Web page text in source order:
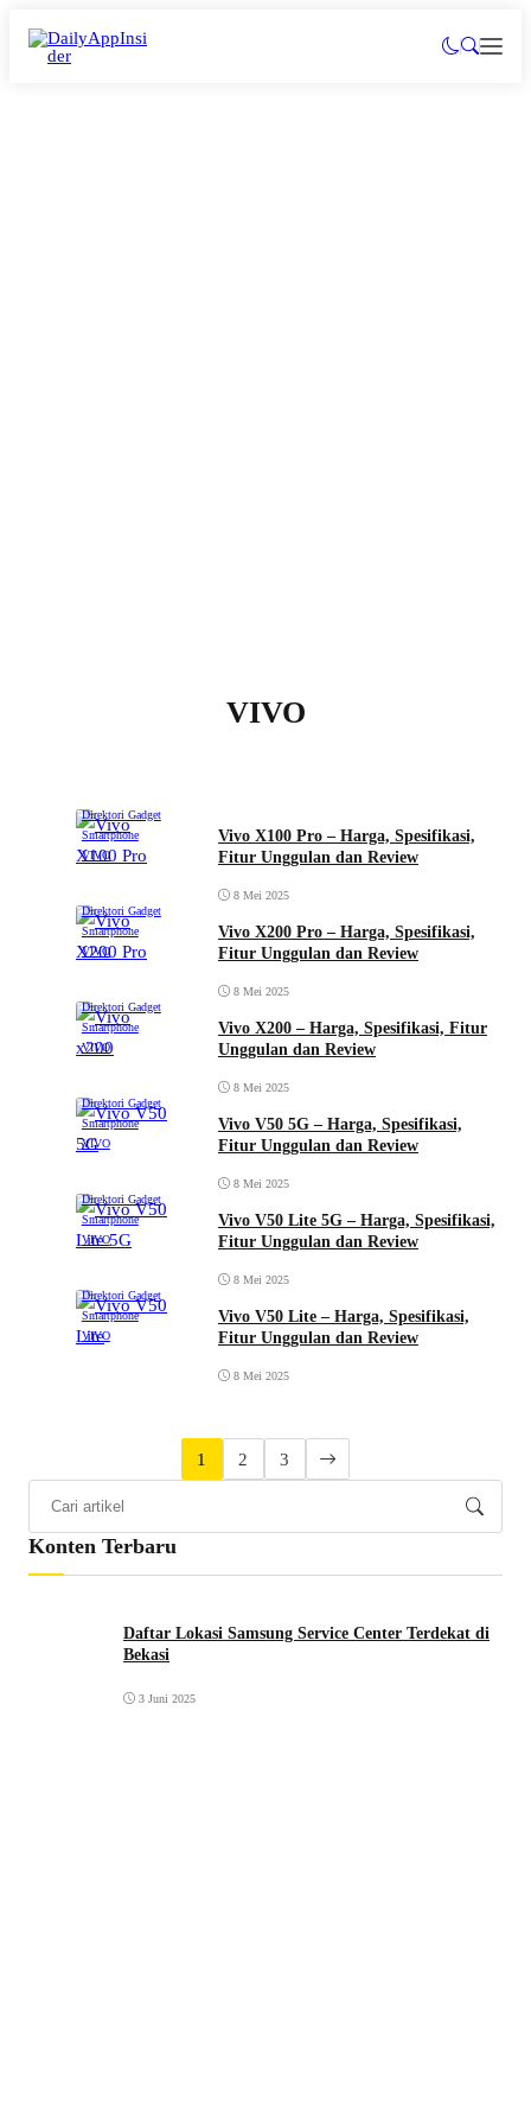
VIVO
Direktori Gadget
Smartphone
VIVO
Vivo X100 Pro – Harga, Spesifikasi,
Fitur Unggulan dan Review
8 Mei 2025
Direktori Gadget
Smartphone
VIVO
Vivo X200 Pro – Harga, Spesifikasi,
Fitur Unggulan dan Review
8 Mei 2025
Direktori Gadget
Smartphone
VIVO
Vivo X200 – Harga, Spesifikasi, Fitur
Unggulan dan Review
8 Mei 2025
Direktori Gadget
Smartphone
VIVO
Vivo V50 5G – Harga, Spesifikasi,
Fitur Unggulan dan Review
8 Mei 2025
Direktori Gadget
Smartphone
VIVO
Vivo V50 Lite 5G – Harga, Spesifikasi,
Fitur Unggulan dan Review
8 Mei 2025
Direktori Gadget
Smartphone
VIVO
Vivo V50 Lite – Harga, Spesifikasi,
Fitur Unggulan dan Review
8 Mei 2025
1 2 3
Konten Terbaru
Daftar Lokasi Samsung Service Center Terdekat di
Bekasi
3 Juni 2025